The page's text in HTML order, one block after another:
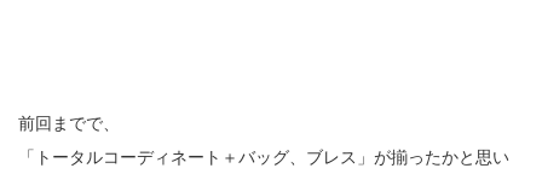
前回までで、
「トータルコーディネート＋バッグ、ブレス」が揃ったかと思い